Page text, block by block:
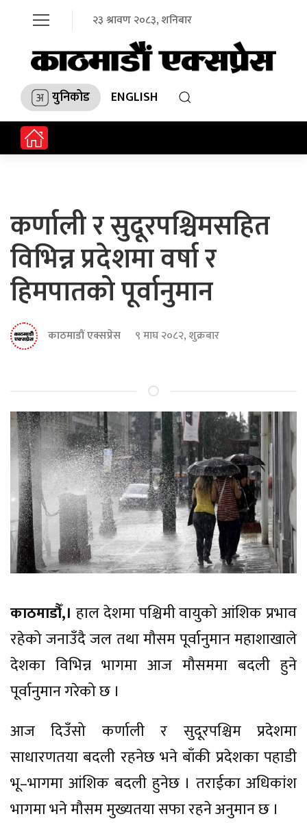
२३ श्रावण २०८३, शनिबार
युनिकोड ENGLISH
कर्णाली र सुदूरपश्चिमसहित
विभिन्न प्रदेशमा वर्षा र
हिमपातको पूर्वानुमान
काठमाडौं एक्सप्रेस ९ माघ २०८२, शुक्रबार
काठमाडौँ,। हाल देशमा पश्चिमी वायुको आंशिक प्रभाव
रहेको जनाउँदै जल तथा मौसम पूर्वानुमान महाशाखाले
देशका विभिन्न भागमा आज मौसममा बदली हुने
पूर्वानुमान गरेको छ ।
आज दिउँसो कर्णाली र सुदूरपश्चिम प्रदेशमा
साधारणतया बदली रहनेछ भने बाँकी प्रदेशका पहाडी
भू–भागमा आंशिक बदली हुनेछ । तराईका अधिकांश
भागमा भने मौसम मुख्यतया सफा रहने अनुमान छ ।